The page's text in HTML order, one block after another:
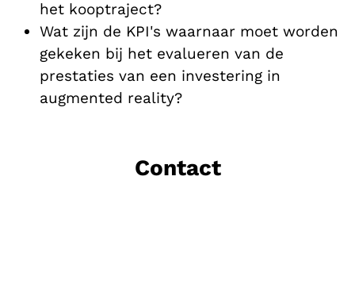
het kooptraject?
Wat zijn de KPI's waarnaar moet worden
gekeken bij het evalueren van de
prestaties van een investering in
augmented reality?
Contact